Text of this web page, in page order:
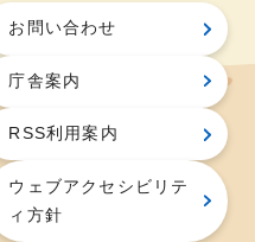
お問い合わせ
庁舎案内
RSS利用案内
ウェブアクセシビリテ
ィ方針